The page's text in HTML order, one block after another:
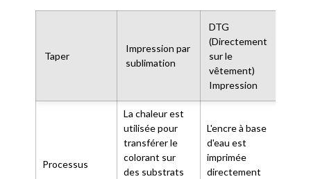
Taper
Impression par
sublimation
DTG
(Directement
sur le
vêtement)
Impression
Processus
La chaleur est
utilisée pour
transférer le
colorant sur
des substrats
L'encre à base
d'eau est
imprimée
directement